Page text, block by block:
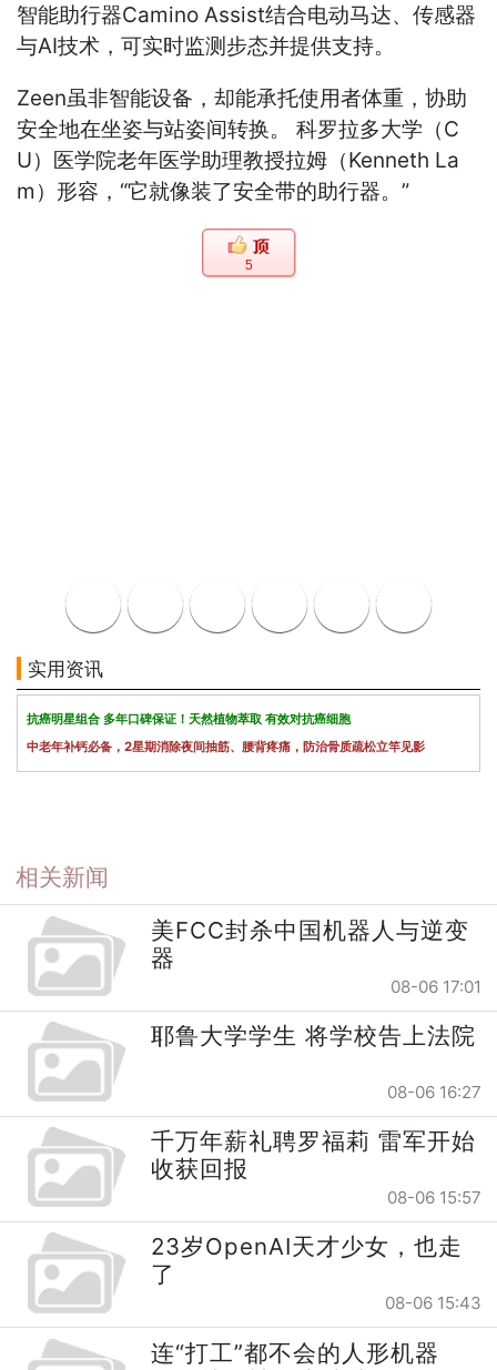
智能助行器Camino Assist结合电动马达、传感器
与AI技术，可实时监测步态并提供支持。
Zeen虽非智能设备，却能承托使用者体重，协助
安全地在坐姿与站姿间转换。 科罗拉多大学（C
U）医学院老年医学助理教授拉姆（Kenneth La
m）形容，“它就像装了安全带的助行器。”
5
实用资讯
抗癌明星组合 多年口碑保证！天然植物萃取 有效对抗癌细胞
中老年补钙必备，2星期消除夜间抽筋、腰背疼痛，防治骨质疏松立竿见影
相关新闻
美FCC封杀中国机器人与逆变
器
08-06 17:01
耶鲁大学学生 将学校告上法院
08-06 16:27
千万年薪礼聘罗福莉 雷军开始
收获回报
08-06 15:57
23岁OpenAI天才少女，也走
了
08-06 15:43
连“打工”都不会的人形机器